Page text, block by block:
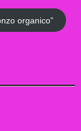
organico”